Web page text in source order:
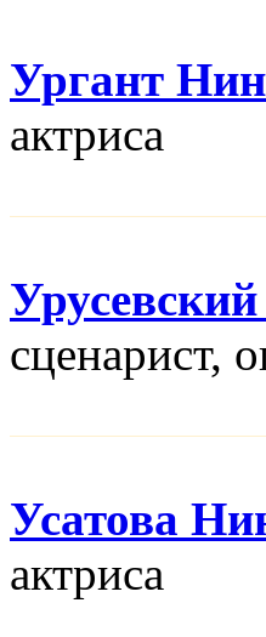
Ургант
актриса
сценарист,
Усатова
актриса